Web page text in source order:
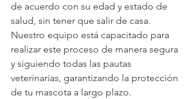
de acuerdo con su edad y estado de
salud, sin tener que salir de casa.
Nuestro equipo está capacitado para
realizar este proceso de manera segura
y siguiendo todas las pautas
veterinarias, garantizando la protección
de tu mascota a largo plazo.